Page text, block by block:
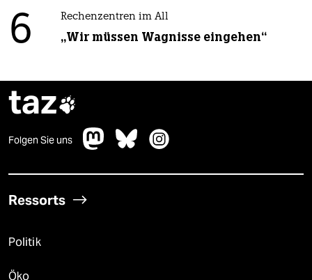
6 Rechenzentren im All
„Wir müssen Wagnisse eingehen“
taz
Folgen Sie uns
Ressorts
Politik
Öko